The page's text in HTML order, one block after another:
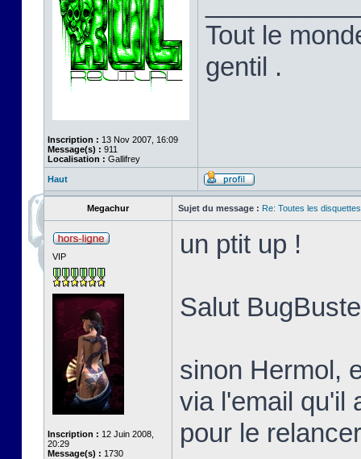
Inscription : 13 Nov 2007, 16:09
Message(s) : 911
Localisation : Gallifrey
Tout le
gentil .
Haut
Megachur Sujet du message : Re: Toutes les
VIP
Inscription : 12 Juin 2008,
20:29
Message(s) : 1730
un ptit up !
Salut
sinon Hermol,
via l'email qu'il
pour le